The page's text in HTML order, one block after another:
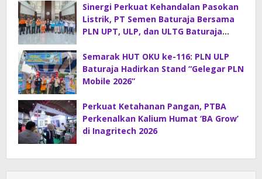
Sinergi Perkuat Kehandalan Pasokan
Listrik, PT Semen Baturaja Bersama
PLN UPT, ULP, dan ULTG Baturaja
Semarak HUT OKU ke-116: PLN ULP
Baturaja Hadirkan Stand “Gelegar PLN
Mobile 2026”
Perkuat Ketahanan Pangan, PTBA
Perkenalkan Kalium Humat ‘BA Grow’
di Inagritech 2026